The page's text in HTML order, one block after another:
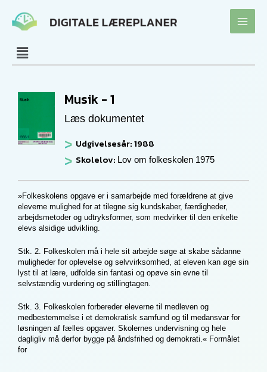
Musik - 1
Læs dokumentet
Udgivelsesår: 1988
Skolelov: Lov om folkeskolen 1975
»Folkeskolens opgave er i samarbejde med forældrene at give
eleverne mulighed for at tilegne sig kundskaber, færdigheder,
arbejdsmetoder og udtryksformer, som medvirker til den enkelte
elevs alsidige udvikling.
Stk. 2. Folkeskolen må i hele sit arbejde søge at skabe sådanne
muligheder for oplevelse og selvvirksomhed, at eleven kan øge sin
lyst til at lære, udfolde sin fantasi og opøve sin evne til
selvstændig vurdering og stillingtagen.
Stk. 3. Folkeskolen forbereder eleverne til medleven og
medbestemmelse i et demokratisk samfund og til medansvar for
løsningen af fælles opgaver. Skolernes undervisning og hele
dagligliv må derfor bygge på åndsfrihed og demokrati.« Formålet
for